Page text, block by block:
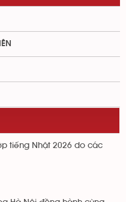
tiếng Nhật 2026 do các